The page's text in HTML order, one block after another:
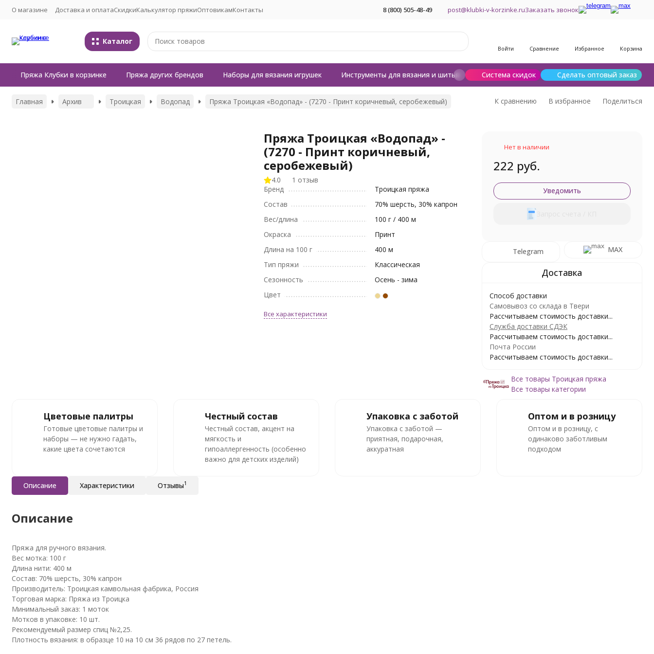
О магазине Доставка и оплатаСкидкиКалькулятор пряжиОптовикамКонтакты 8 (800) 505-48-49 post@klubki-v-korzinke.ruЗаказать звонок
Каталог
Войти Сравнение Избранное Корзина
Система скидок Сделать оптовый заказ
Пряжа Клубки в корзинке Пряжа других брендов Наборы для вязания игрушек Инструменты для вязания и шитья Шерсть для валяния
Главная Архив Троицкая Водопад Пряжа Троицкая «Водопад» - (7270 - Принт коричневый, серобежевый) К сравнению В избранное Поделиться
Пряжа Троицкая «Водопад» -
(7270 - Принт коричневый,
серобежевый)
4.0
1 отзыв
Бренд
Троицкая пряжа
Состав
70% шерсть, 30% капрон
Вес/длина
100 г / 400 м
Окраска
Принт
Длина на 100 г
400 м
Тип пряжи
Классическая
Сезонность
Осень - зима
Цвет
Все характеристики
Нет в наличии
222 руб.
Уведомить
Telegram MAX
Способ доставки
Самовывоз со склада в Твери
Рассчитываем стоимость доставки...
Служба доставки СДЭК
Рассчитываем стоимость доставки...
Почта России
Рассчитываем стоимость доставки...
Все товары Троицкая пряжа
Все товары категории
Цветовые палитры
Готовые цветовые палитры и
наборы — не нужно гадать,
какие цвета сочетаются
Честный состав
Честный состав, акцент на
мягкость и
гипоаллергенность (особенно
важно для детских изделий)
Упаковка с заботой
Упаковка с заботой —
приятная, подарочная,
аккуратная
Оптом и в розницу
Оптом и в розницу, с
одинаково заботливым
подходом
Описание Характеристики Отзывы1
Описание
Пряжа для ручного вязания.
Вес мотка: 100 г
Длина нити: 400 м
Состав: 70% шерсть, 30% капрон
Производитель: Троицкая камвольная фабрика, Россия
Торговая марка: Пряжа из Троицка
Минимальный заказ: 1 моток
Мотков в упаковке: 10 шт.
Рекомендуемый размер спиц №2,25.
Плотность вязания: в образце 10 на 10 см 36 рядов по 27 петель.